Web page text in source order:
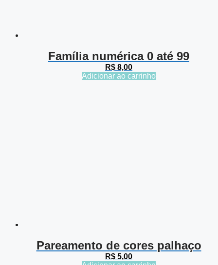
Família numérica 0 até 99
R$ 8,00
Adicionar ao carrinho
Pareamento de cores palhaço
R$ 5,00